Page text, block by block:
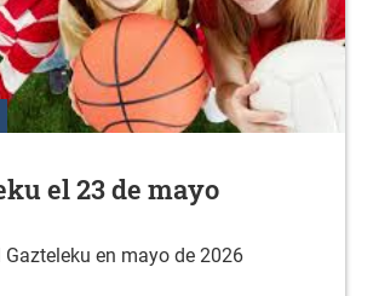
el 23 de mayo
Gazteleku en mayo de 2026